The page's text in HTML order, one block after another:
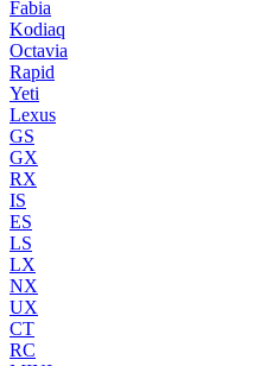
Fabia
Kodiaq
Octavia
Rapid
Yeti
Lexus
GS
GX
RX
IS
ES
LS
LX
NX
UX
CT
RC